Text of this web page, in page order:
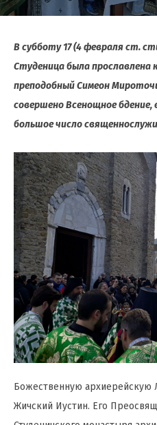
В субботу 17 (4 февраля ст.
Студеница была прославлена
преподобный Симеон
совершено Всенощное
большое число
Божественную архиерейскую
Жичский Иустин. Его